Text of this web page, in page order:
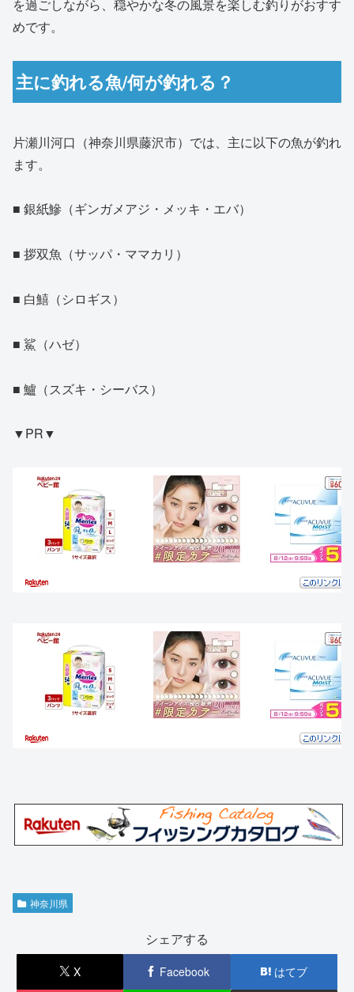
を過ごしながら、穏やかな冬の風景を楽しむ釣りがおすす
めです。
主に釣れる魚/何が釣れる？
片瀬川河口（神奈川県藤沢市）では、主に以下の魚が釣れ
ます。
■ 銀紙鰺（ギンガメアジ・メッキ・エバ）
■ 拶双魚（サッパ・ママカリ）
■ 白鱚（シロギス）
■ 鯊（ハゼ）
■ 鱸（スズキ・シーバス）
▼PR▼
神奈川県
シェアする
X Facebook はてブ